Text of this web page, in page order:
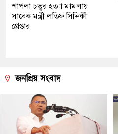
শাপলা চত্বর হত্যা মামলায়
সাবেক মন্ত্রী লতিফ সিদ্দিকী
গ্রেপ্তার
জনপ্রিয় সংবাদ